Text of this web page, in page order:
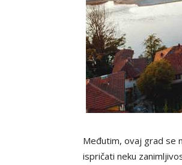
Međutim, ovaj grad se
ispričati neku